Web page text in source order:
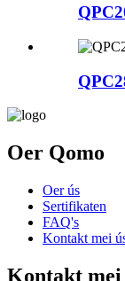
Oer Qomo
Oer ús
Sertifikaten
FAQ's
Kontakt mei
Kontakt mei